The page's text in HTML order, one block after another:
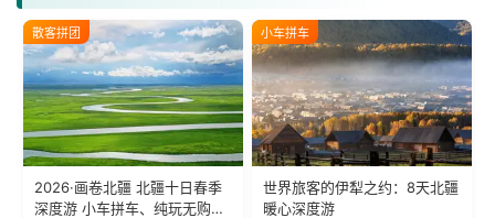
散客拼团
2026·画卷北疆 北疆十日春季
深度游 小车拼车、纯玩无购
小车拼车
世界旅客的伊犁之约：8天北疆
暖心深度游